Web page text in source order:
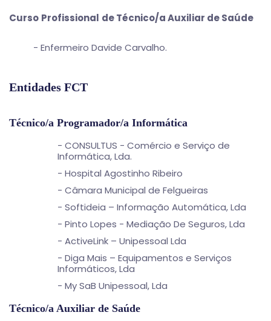
Curso Profissional de Técnico/a Auxiliar de Saúde
- Enfermeiro Davide Carvalho.
Entidades FCT
Técnico/a Programador/a Informática
- CONSULTUS - Comércio e Serviço de
Informática, Lda.
- Hospital Agostinho Ribeiro
- Câmara Municipal de Felgueiras
- Softideia – Informação Automática, Lda
- Pinto Lopes - Mediação De Seguros, Lda
- ActiveLink – Unipessoal Lda
- Diga Mais – Equipamentos e Serviços
Informáticos, Lda
- My SaB Unipessoal, Lda
Técnico/a Auxiliar de Saúde